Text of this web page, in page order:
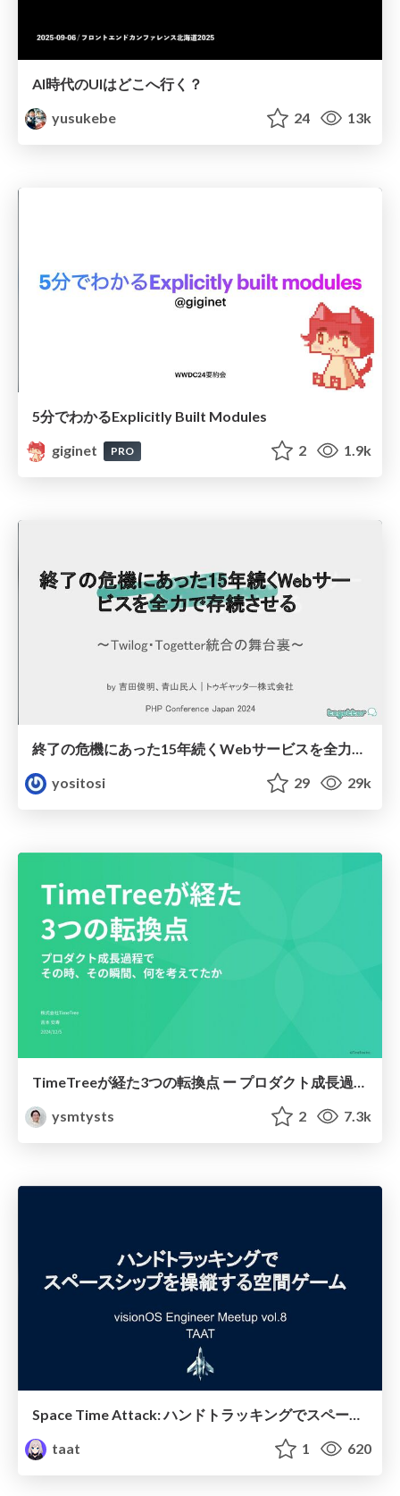
AI時代のUIはどこへ行く？
yusukebe
24 13k
5分でわかるExplicitly Built Modules
giginet
PRO 2 1.9k
終了の危機にあった15年続くWebサービスを全力で存続させる - phpcon2024
yositosi
29 29k
ysmtysts
2 7.3k
Space Time Attack: ハンドトラッキングでスペースシップを操縦する空間ゲーム
taat
1 620